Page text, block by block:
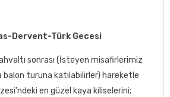
Dervent-Türk Gecesi
sonrası (İsteyen misafirlerimiz
balon turuna katılabilirler) hareketle
en güzel kaya kiliselerini;